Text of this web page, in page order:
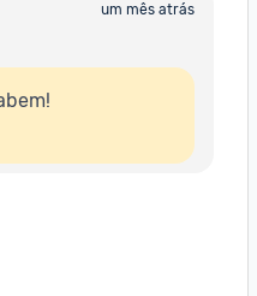
um mês atrás